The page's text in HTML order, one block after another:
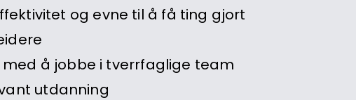
og evne til å få ting gjort
å jobbe i tverrfaglige team
utdanning